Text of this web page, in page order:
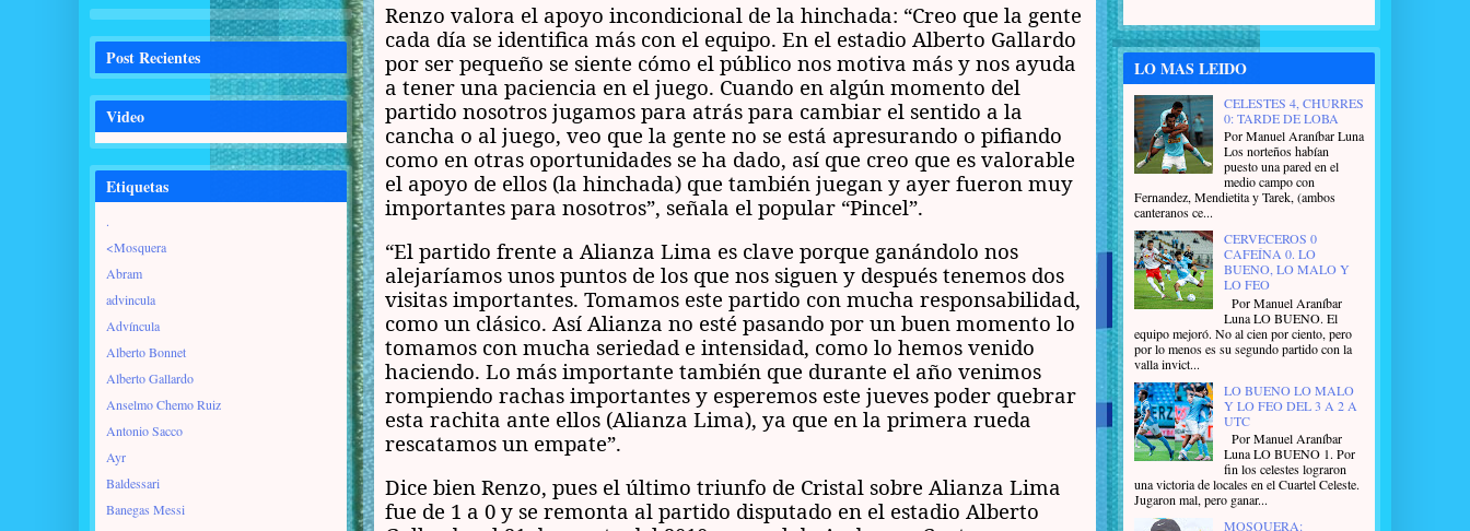
Renzo valora el apoyo incondicional de la hinchada: “Creo que la gente
cada día se identifica más con el equipo. En el estadio Alberto Gallardo
por ser pequeño se siente cómo el público nos motiva más y nos ayuda
a tener una paciencia en el juego. Cuando en algún momento del
partido nosotros jugamos para atrás para cambiar el sentido a la
cancha o al juego, veo que la gente no se está apresurando o pifiando
como en otras oportunidades se ha dado, así que creo que es valorable
el apoyo de ellos (la hinchada) que también juegan y ayer fueron muy
importantes para nosotros”, señala el popular “Pincel”.
“El partido frente a Alianza Lima es clave porque ganándolo nos
alejaríamos unos puntos de los que nos siguen y después tenemos dos
visitas importantes. Tomamos este partido con mucha responsabilidad,
como un clásico. Así Alianza no esté pasando por un buen momento lo
tomamos con mucha seriedad e intensidad, como lo hemos venido
haciendo. Lo más importante también que durante el año venimos
rompiendo rachas importantes y esperemos este jueves poder quebrar
esta rachita ante ellos (Alianza Lima), ya que en la primera rueda
rescatamos un empate”.
Dice bien Renzo, pues el último triunfo de Cristal sobre Alianza Lima
fue de 1 a 0 y se remonta al partido disputado en el estadio Alberto
Post Recientes
Video
Etiquetas
.
<Mosquera
Abram
advincula
Advíncula
Alberto Bonnet
Alberto Gallardo
Anselmo Chemo Ruiz
Antonio Sacco
Ayr
Baldessari
Banegas Messi
LO MAS LEIDO
CELESTES 4, CHURRES
0: TARDE DE LOBA
Por Manuel Araníbar Luna
Los norteños habían
puesto una pared en el
medio campo con
Fernandez, Mendietita y Tarek, (ambos
canteranos ce...
CERVECEROS 0
CAFEÍNA 0. LO
BUENO, LO MALO Y
LO FEO
Por Manuel Araníbar
Luna LO BUENO. El
equipo mejoró. No al cien por ciento, pero
por lo menos es su segundo partido con la
valla invict...
LO BUENO LO MALO
Y LO FEO DEL 3 A 2 A
UTC
Por Manuel Araníbar
Luna LO BUENO 1. Por
fin los celestes lograron
una victoria de locales en el Cuartel Celeste.
Jugaron mal, pero ganar...
MOSQUERA: